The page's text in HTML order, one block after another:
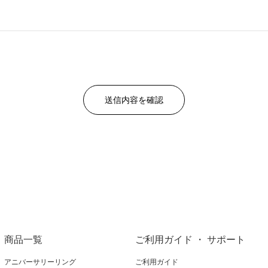
商品一覧
アニバーサリーリング
ご利用ガイド ・ サポート
ご利用ガイド